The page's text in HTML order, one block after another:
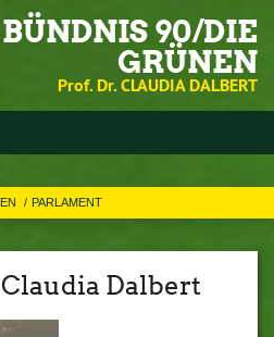
BÜNDNIS 90/DIE
GRÜNEN
Prof. Dr. CLAUDIA DALBERT
PARLAMENT
Dalbert